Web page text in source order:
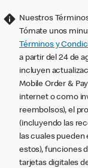
Nuestros
Tómate unos
Términos y
a partir del 24 de
incluyen
Mobile Order &
internet o como
reembolsos), el
(incluyendo las
las cuales pueden
estos), funciones
tarjetas digitales